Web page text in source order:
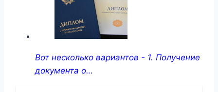
Вот несколько вариантов - 1. Получение
документа о…